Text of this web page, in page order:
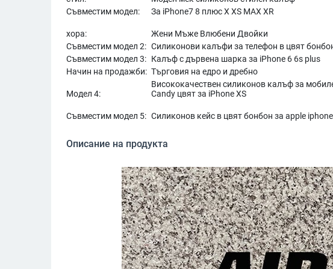
Съвместим модел:
За iPhone7 8 плюс X XS MAX XR
хора: Жени Мъже Влюбени Двойки
Съвместим модел 2: Силиконови калъфи за телефон в цвят
Съвместим модел 3: Калъф с дървена шарка за iPhone 6 6s plus
Начин на продажби: Търговия на едро и дребно
Модел 4:
Висококачествен силиконов калъф за
Candy цвят за iPhone XS
Съвместим модел 5: Силиконов кейс в цвят бонбон за apple
Описание на продукта